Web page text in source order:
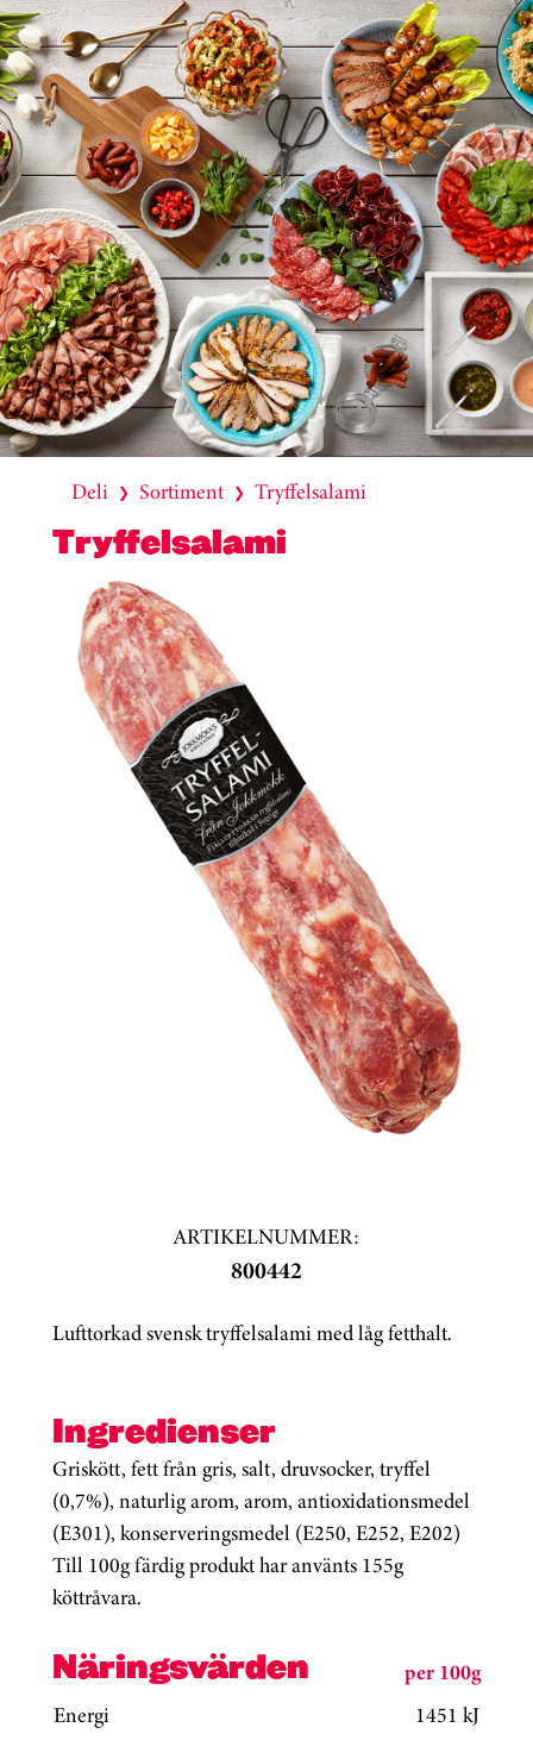
Deli ❯ Sortiment ❯ Tryffelsalami
Tryffelsalami
ARTIKELNUMMER:
800442
Lufttorkad svensk tryffelsalami med låg fetthalt.
Ingredienser
Griskött, fett från gris, salt, druvsocker, tryffel
(0,7%), naturlig arom, arom, antioxidationsmedel
(E301), konserveringsmedel (E250, E252, E202)
Till 100g färdig produkt har använts 155g
köttråvara.
Näringsvärden
per 100g
Energi
1451 kJ